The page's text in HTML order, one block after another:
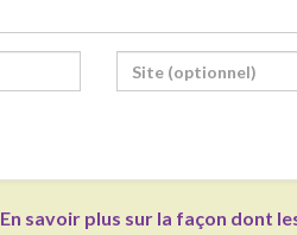
En savoir plus sur la façon dont